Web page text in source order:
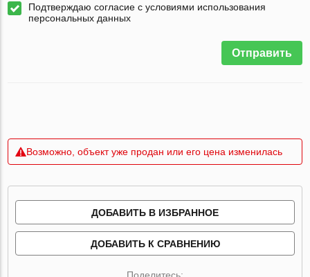
Подтверждаю согласие с условиями использования
персональных данных
Отправить
Возможно, объект уже продан или его цена изменилась
ДОБАВИТЬ В ИЗБРАННОЕ
ДОБАВИТЬ К СРАВНЕНИЮ
Поделитесь: